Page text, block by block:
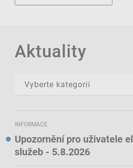
Aktuality
INFORMACE
Upozornění pro uživatele
služeb - 5.8.2026